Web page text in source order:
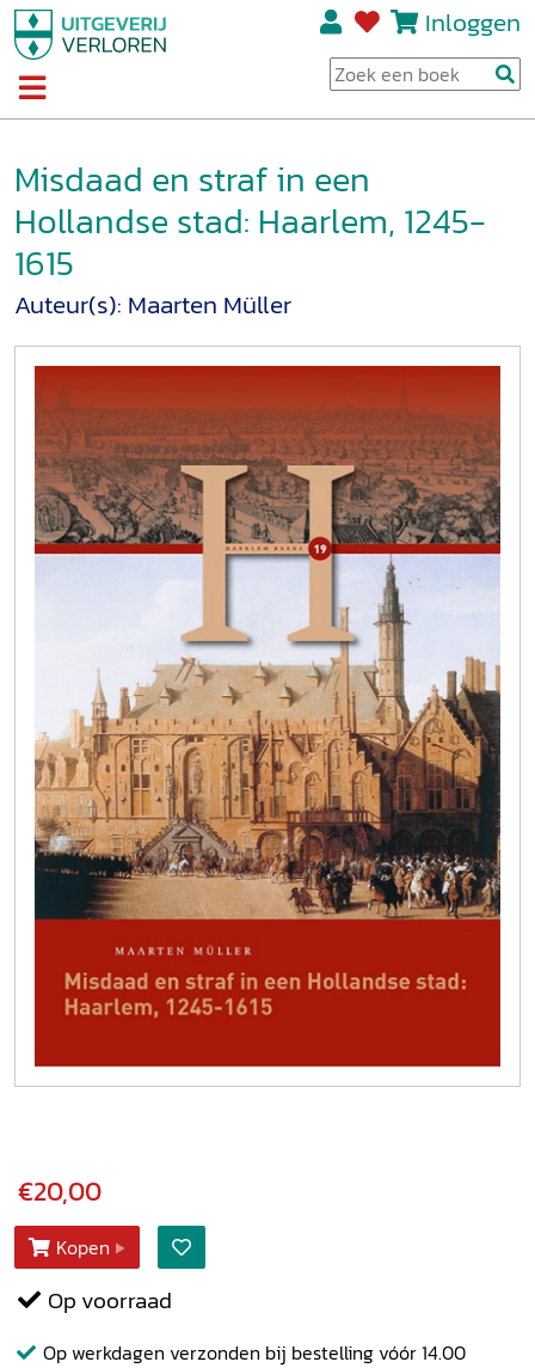
Inloggen
Misdaad en straf in een
Hollandse stad: Haarlem, 1245-
1615
Auteur(s): Maarten Müller
€20,00
Kopen
Op voorraad
Op werkdagen verzonden bij bestelling vóór 14.00